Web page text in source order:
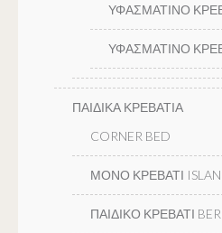
ΥΦΑΣΜΑΤΙΝΟ
ΥΦΑΣΜΑΤΙΝΟ
ΠΑΙΔΙΚΑ ΚΡΕΒΑΤΙΑ
CORNER BED
ΜΟΝΟ ΚΡΕΒΑΤΙ
ΠΑΙΔΙΚΟ ΚΡΕΒΑΤΙ